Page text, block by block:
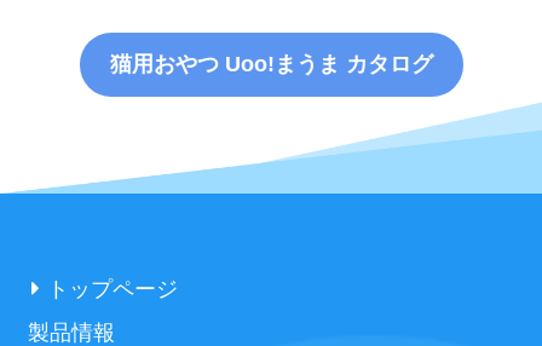
猫用おやつ Uoo!まうま カタログ
トップページ
製品情報